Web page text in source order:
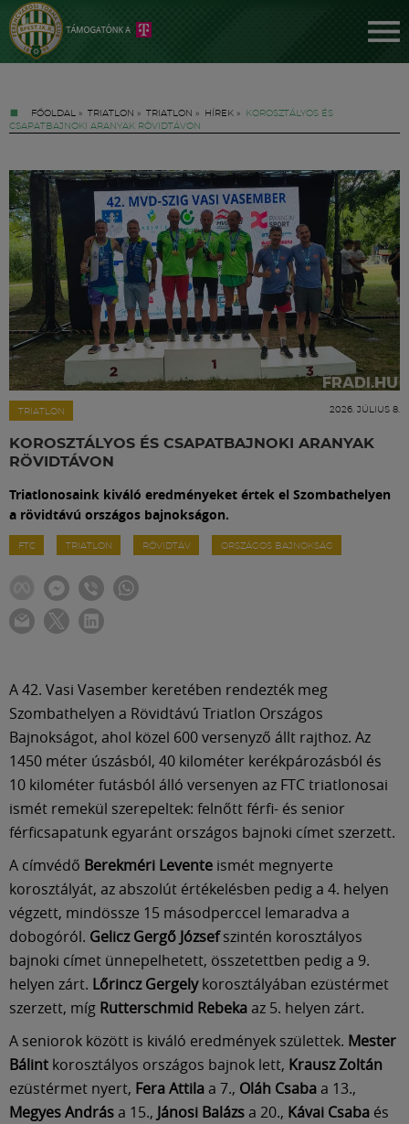
FŐOLDAL » TRIATLON » TRIATLON » HÍREK »
KOROSZTÁLYOS ÉS
CSAPATBAJNOKI ARANYAK RÖVIDTÁVON
TRIATLON 2026. JÚLIUS 8.
KOROSZTÁLYOS ÉS CSAPATBAJNOKI ARANYAK
RÖVIDTÁVON
Triatlonosaink kiváló eredményeket értek el Szombathelyen
a rövidtávú országos bajnokságon.
FTC TRIATLON RÖVIDTÁV ORSZÁGOS BAJNOKSÁG
A 42. Vasi Vasember keretében rendezték meg
Szombathelyen a Rövidtávú Triatlon Országos
Bajnokságot, ahol közel 600 versenyző állt rajthoz. Az
1450 méter úszásból, 40 kilométer kerékpározásból és
10 kilométer futásból álló versenyen az FTC triatlonosai
ismét remekül szerepeltek: felnőtt férfi- és senior
férficsapatunk egyaránt országos bajnoki címet szerzett.
A címvédő Berekméri Levente ismét megnyerte
korosztályát, az abszolút értékelésben pedig a 4. helyen
végzett, mindössze 15 másodperccel lemaradva a
dobogóról. Gelicz Gergő Józsefszintén korosztályos
bajnoki címet ünnepelhetett, összetettben pedig a 9.
helyen zárt. Lőrincz Gergelykorosztályában ezüstérmet
szerzett, míg Rutterschmid Rebekaaz 5. helyen zárt.
A seniorok között is kiváló eredmények születtek. Mester
Bálint korosztályos országos bajnok lett, Krausz Zoltán
ezüstérmet nyert, Fera Attilaa 7., Oláh Csabaa 13.,
Megyes Andrása 15., Jánosi Balázsa 20., Kávai Csaba és
Jegyek
FM YouTube +
Hírek
Labdarúgás
Meccscenter
Klub
Shop
Közösség
Múzeum
English